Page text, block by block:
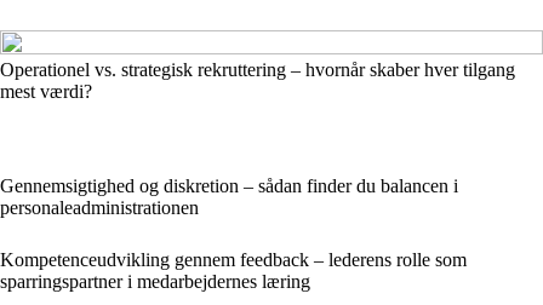
Operationel vs. strategisk rekruttering – hvornår skaber hver tilgang
mest værdi?
Gennemsigtighed og diskretion – sådan finder du balancen i
personaleadministrationen
Kompetenceudvikling gennem feedback – lederens rolle som
sparringspartner i medarbejdernes læring